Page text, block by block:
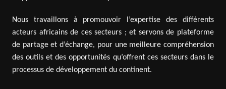
Nous travaillons à promouvoir l’expertise des différents
acteurs africains de ces secteurs ; et servons de plateforme
de partage et d’échange, pour une meilleure compréhension
des outils et des opportunités qu’offrent ces secteurs dans le
processus de développement du continent.